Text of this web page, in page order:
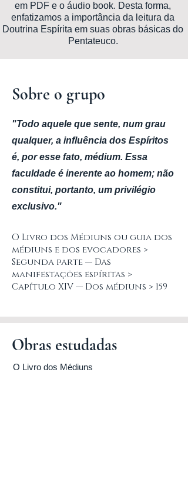
em PDF e o áudio book. Desta forma,
enfatizamos a importância da leitura da
Doutrina Espírita em suas obras básicas do
Pentateuco.
Sobre o grupo
"Todo aquele que sente, num grau
qualquer, a influência dos Espíritos
é, por esse fato, médium. Essa
faculdade é inerente ao homem; não
constitui, portanto, um privilégio
exclusivo."
O Livro dos Médiuns ou guia dos
médiuns e dos evocadores >
Segunda parte — Das
manifestações espíritas >
Capítulo XIV — Dos médiuns > 159
Obras estudadas
O Livro dos Médiuns